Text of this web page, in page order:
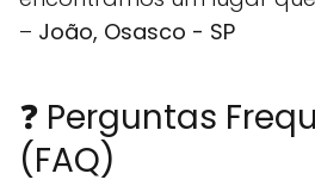
– João, Osasco - SP
❓ Perguntas
(FAQ)